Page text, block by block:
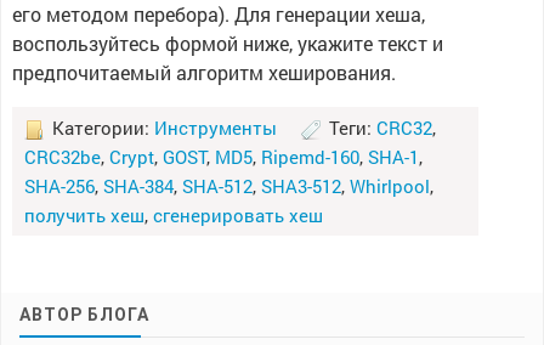
его методом перебора). Для генерации хеша,
воспользуйтесь формой ниже, укажите текст и
предпочитаемый алгоритм хеширования.
Категории: Инструменты Теги: CRC32,
CRC32be, Crypt, GOST, MD5, Ripemd-160, SHA-1,
SHA-256, SHA-384, SHA-512, SHA3-512, Whirlpool,
получить хеш, сгенерировать хеш
АВТОР БЛОГА